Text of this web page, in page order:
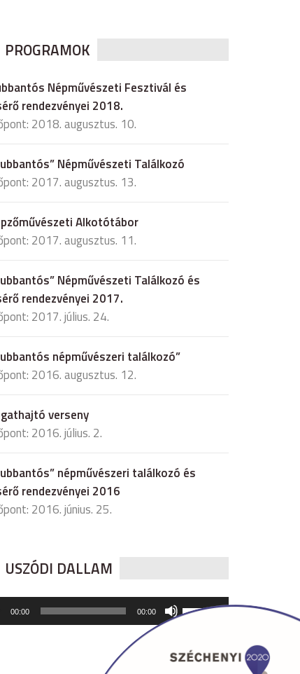
PROGRAMOK
Népművészeti Fesztivál és
rendezvényei 2018.
2018. augusztus. 10.
Népművészeti Találkozó
2017. augusztus. 13.
Alkotótábor
2017. augusztus. 11.
Népművészeti Találkozó és
rendezvényei 2017.
2017. július. 24.
népművészeri találkozó”
2016. augusztus. 12.
verseny
2016. július. 2.
népművészeri találkozó és
rendezvényei 2016
2016. június. 25.
USZÓDI DALLAM
00:00 00:00
hangerő
csökkentéséhez